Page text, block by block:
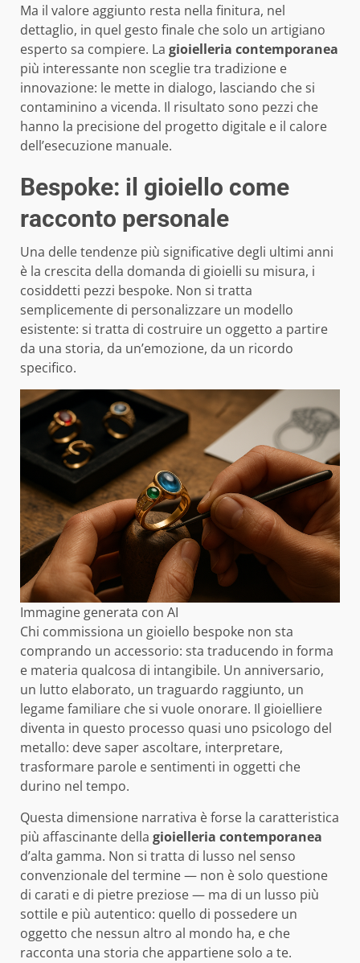
Ma il valore aggiunto resta nella finitura, nel
dettaglio, in quel gesto finale che solo un artigiano
esperto sa compiere. La gioielleria contemporanea
più interessante non sceglie tra tradizione e
innovazione: le mette in dialogo, lasciando che si
contaminino a vicenda. Il risultato sono pezzi che
hanno la precisione del progetto digitale e il calore
dell’esecuzione manuale.
Bespoke: il gioiello come
racconto personale
Una delle tendenze più significative degli ultimi anni
è la crescita della domanda di gioielli su misura, i
cosiddetti pezzi bespoke. Non si tratta
semplicemente di personalizzare un modello
esistente: si tratta di costruire un oggetto a partire
da una storia, da un’emozione, da un ricordo
specifico.
Immagine generata con AI
Chi commissiona un gioiello bespoke non sta
comprando un accessorio: sta traducendo in forma
e materia qualcosa di intangibile. Un anniversario,
un lutto elaborato, un traguardo raggiunto, un
legame familiare che si vuole onorare. Il gioielliere
diventa in questo processo quasi uno psicologo del
metallo: deve saper ascoltare, interpretare,
trasformare parole e sentimenti in oggetti che
durino nel tempo.
Questa dimensione narrativa è forse la caratteristica
più affascinante della gioielleria contemporanea
d’alta gamma. Non si tratta di lusso nel senso
convenzionale del termine — non è solo questione
di carati e di pietre preziose — ma di un lusso più
sottile e più autentico: quello di possedere un
oggetto che nessun altro al mondo ha, e che
racconta una storia che appartiene solo a te.